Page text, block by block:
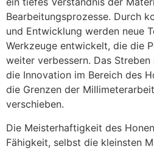
Bearbeitungsprozesse. Durch
und Entwicklung werden neue
Werkzeuge entwickelt, die die
weiter verbessern. Das
die Innovation im Bereich des
die Grenzen der
verschieben.
Die Meisterhaftigkeit des
Fähigkeit, selbst die kleinsten